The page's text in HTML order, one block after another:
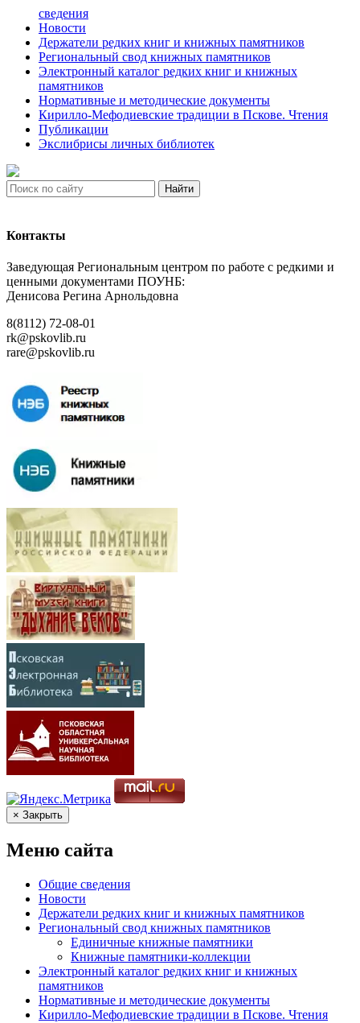
сведения
Новости
Держатели редких книг и книжных памятников
Региональный свод книжных памятников
Электронный каталог редких книг и книжных
памятников
Нормативные и методические документы
Кирилло-Мефодиевские традиции в Пскове. Чтения
Публикации
Экслибрисы личных библиотек
Найти
Контакты
Заведующая Региональным центром по работе с редкими и
ценными документами ПОУНБ:
Денисова Регина Арнольдовна
8(8112) 72-08-01
rk@pskovlib.ru
rare@pskovlib.ru
× Закрыть
Меню сайта
Общие сведения
Новости
Держатели редких книг и книжных памятников
Региональный свод книжных памятников
Единичные книжные памятники
Книжные памятники-коллекции
Электронный каталог редких книг и книжных
памятников
Нормативные и методические документы
Кирилло-Мефодиевские традиции в Пскове. Чтения